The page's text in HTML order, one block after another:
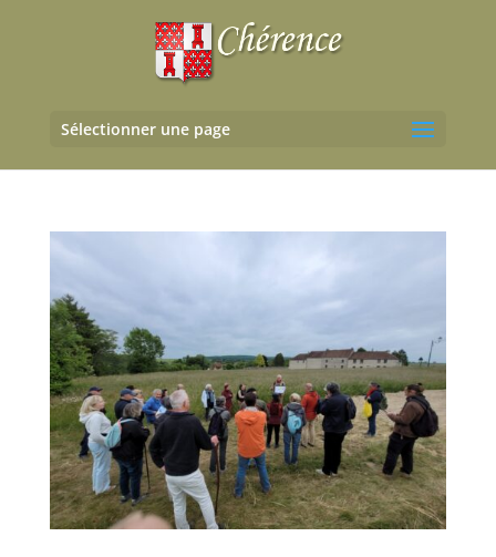
Sélectionner une page